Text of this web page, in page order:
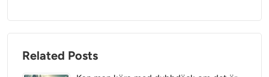
Related Posts